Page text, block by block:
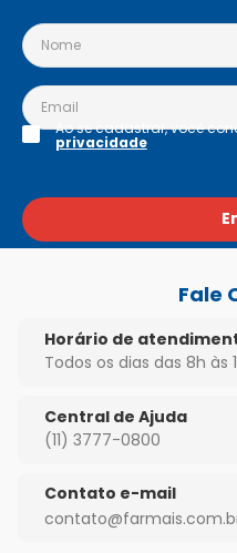
Ao se cadastrar, você
privacidade
Fale
Horário de
Todos os dias das 8h às
Central de Ajuda
(11) 3777-0800
Contato e-mail